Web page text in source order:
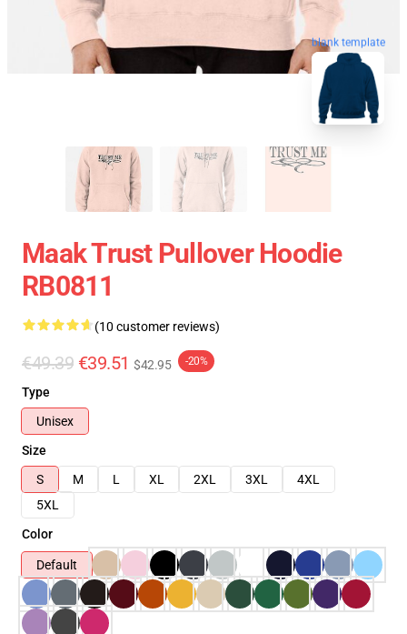
blank template
Maak Trust Pullover Hoodie
RB0811
(10 customer reviews)
€49.39 €39.51 $42.95 -20%
Type
Unisex
Size
S
M L XL 2XL 3XL
4XL
5XL
Color
Default